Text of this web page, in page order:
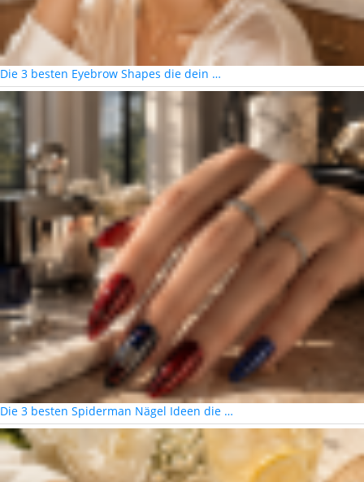
Die 3 besten Eyebrow Shapes die dein …
Die 3 besten Spiderman Nägel Ideen die …